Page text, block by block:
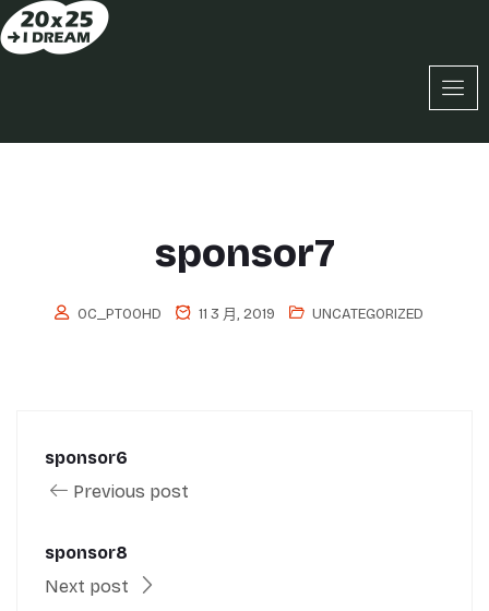
sponsor7
OC_PT0OHD 11 3 月, 2019 UNCATEGORIZED
sponsor6
Previous post
sponsor8
Next post